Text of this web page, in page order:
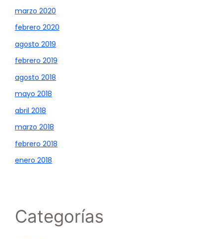
marzo 2020
febrero 2020
agosto 2019
febrero 2019
agosto 2018
mayo 2018
abril 2018
marzo 2018
febrero 2018
enero 2018
Categorías